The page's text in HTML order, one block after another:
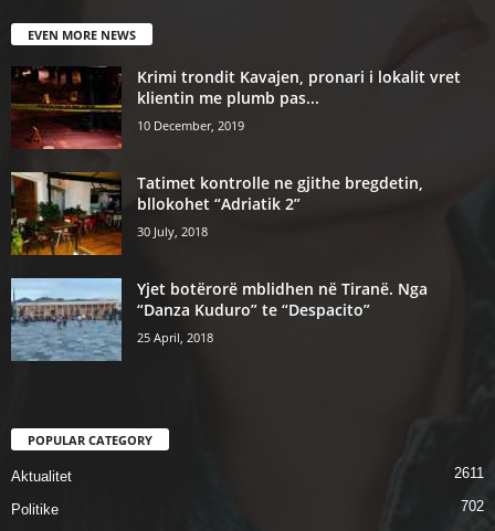
EVEN MORE NEWS
Krimi trondit Kavajen, pronari i lokalit vret
klientin me plumb pas...
10 December, 2019
Tatimet kontrolle ne gjithe bregdetin,
bllokohet “Adriatik 2”
30 July, 2018
Yjet botërorë mblidhen në Tiranë. Nga
“Danza Kuduro” te “Despacito”
25 April, 2018
POPULAR CATEGORY
Aktualitet 2611
Politike
702